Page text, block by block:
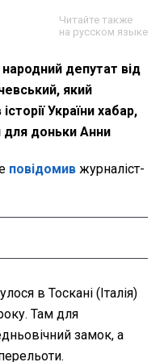
Читайте также
на русском языке
народний депутат від
який
України хабар,
для доньки Анни
повідомив журналіст-
в Тоскані (Італія)
Там для
замок, а